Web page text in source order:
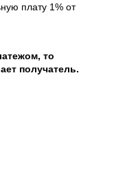
плату 1% от
то
получатель.